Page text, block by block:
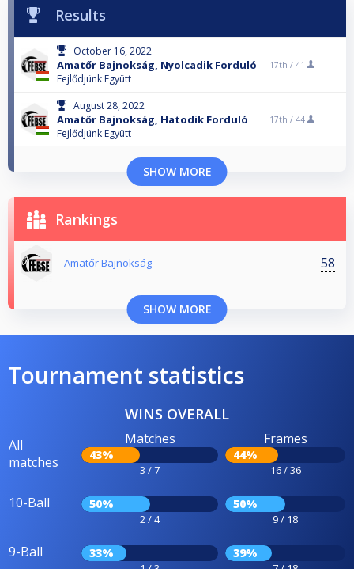
Results
October 16, 2022
Amatőr Bajnokság, Nyolcadik Forduló
Fejlődjünk Együtt
17th / 41
August 28, 2022
Amatőr Bajnokság, Hatodik Forduló
Fejlődjünk Együtt
17th / 44
SHOW MORE
Rankings
Amatőr Bajnokság 58
SHOW MORE
Tournament statistics
WINS OVERALL
All
matches
Matches
43%
3 / 7
Frames
44%
16 / 36
10-Ball 50%
2 / 4
50%
9 / 18
9-Ball 33% 39%